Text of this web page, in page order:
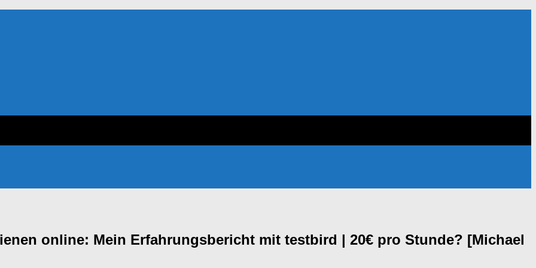
online: Mein Erfahrungsbericht mit testbird | 20€ pro Stunde? [Michael